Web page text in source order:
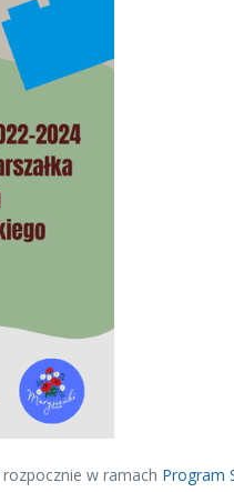
rozpocznie w ramach Program